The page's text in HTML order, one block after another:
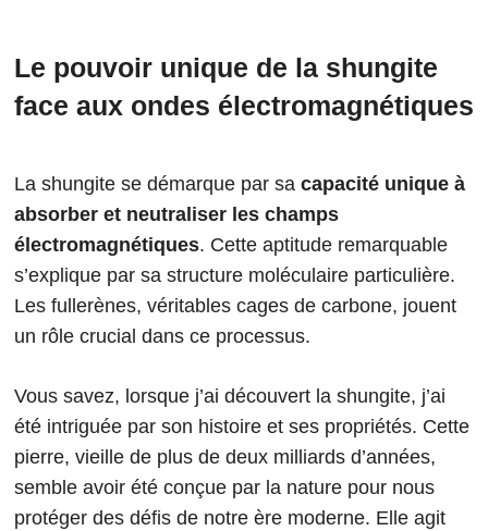
Le pouvoir unique de la shungite
face aux ondes électromagnétiques
La shungite se démarque par sa capacité unique à
absorber et neutraliser les champs
électromagnétiques. Cette aptitude remarquable
s’explique par sa structure moléculaire particulière.
Les fullerènes, véritables cages de carbone, jouent
un rôle crucial dans ce processus.
Vous savez, lorsque j’ai découvert la shungite, j’ai
été intriguée par son histoire et ses propriétés. Cette
pierre, vieille de plus de deux milliards d’années,
semble avoir été conçue par la nature pour nous
protéger des défis de notre ère moderne. Elle agit